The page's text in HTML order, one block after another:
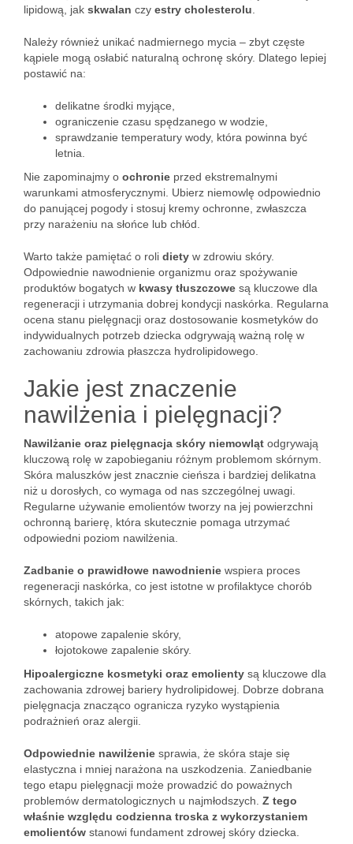
lipidową, jak skwalan czy estry cholesterolu
Należy również unikać nadmiernego mycia – zbyt częste
kąpiele mogą osłabić naturalną ochronę skóry. Dlatego lepiej
postawić na:
delikatne środki myjące,
ograniczenie czasu spędzanego w wodzie,
sprawdzanie temperatury wody, która powinna być
letnia.
Nie zapominajmy o ochronie przed ekstremalnymi
warunkami atmosferycznymi. Ubierz niemowlę odpowiednio
do panującej pogody i stosuj kremy ochronne, zwłaszcza
przy narażeniu na słońce lub chłód.
Warto także pamiętać o roli diety w zdrowiu skóry.
Odpowiednie nawodnienie organizmu oraz spożywanie
produktów bogatych w kwasy tłuszczowe są kluczowe dla
regeneracji i utrzymania dobrej kondycji naskórka. Regularna
ocena stanu pielęgnacji oraz dostosowanie kosmetyków do
indywidualnych potrzeb dziecka odgrywają ważną rolę w
zachowaniu zdrowia płaszcza hydrolipidowego.
Jakie jest znaczenie
nawilżenia i pielęgnacji?
Nawilżanie oraz pielęgnacja skóry niemowląt odgrywają
kluczową rolę w zapobieganiu różnym problemom skórnym.
Skóra maluszków jest znacznie cieńsza i bardziej delikatna
niż u dorosłych, co wymaga od nas szczególnej uwagi.
Regularne używanie emolientów tworzy na jej powierzchni
ochronną barierę, która skutecznie pomaga utrzymać
odpowiedni poziom nawilżenia.
Zadbanie o prawidłowe nawodnienie wspiera proces
regeneracji naskórka, co jest istotne w profilaktyce chorób
skórnych, takich jak:
atopowe zapalenie skóry,
łojotokowe zapalenie skóry.
Hipoalergiczne kosmetyki oraz emolienty są kluczowe dla
zachowania zdrowej bariery hydrolipidowej. Dobrze dobrana
pielęgnacja znacząco ogranicza ryzyko wystąpienia
podrażnień oraz alergii.
Odpowiednie nawilżenie sprawia, że skóra staje się
elastyczna i mniej narażona na uszkodzenia. Zaniedbanie
tego etapu pielęgnacji może prowadzić do poważnych
problemów dermatologicznych u najmłodszych. Z tego
właśnie względu codzienna troska z wykorzystaniem
emolientów stanowi fundament zdrowej skóry dziecka.